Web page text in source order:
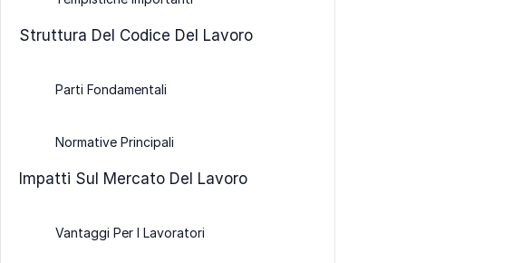
Struttura Del Codice Del Lavoro
Parti Fondamentali
Normative Principali
Impatti Sul Mercato Del Lavoro
Vantaggi Per I Lavoratori